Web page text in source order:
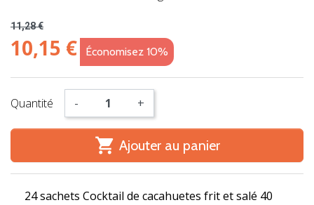
11,28 €
10,15 € Économisez 10%
Quantité - +
 Ajouter au panier
24 sachets Cocktail de cacahuetes frit et salé 40